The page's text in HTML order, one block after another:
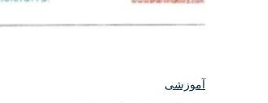
آموزشی